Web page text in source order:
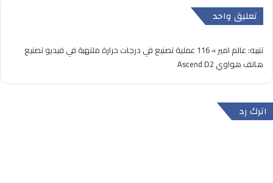
تعليق واحد
تنبيه:
عالم امير » 116 عملية تصنيع في درجات حرارة ملتهبة في فيديو تصنيع
هاتف هواوي Ascend D2
اترك رد